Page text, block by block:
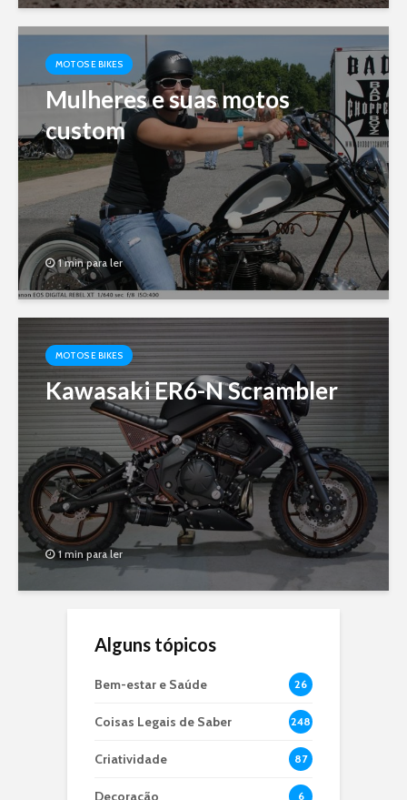
MOTOS E BIKES
Mulheres e suas motos
custom
1 min para ler
MOTOS E BIKES
Kawasaki ER6-N Scrambler
1 min para ler
Alguns tópicos
Bem-estar e Saúde 26
Coisas Legais de Saber 248
Criatividade 87
Decoração 6